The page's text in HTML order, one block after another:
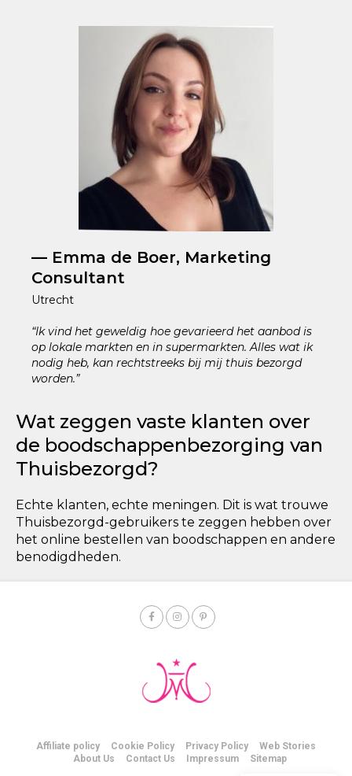
— Emma de Boer, Marketing
Consultant
Utrecht
“Ik vind het geweldig hoe gevarieerd het aanbod is
op lokale markten en in supermarkten. Alles wat ik
nodig heb, kan rechtstreeks bij mij thuis bezorgd
worden.”
Wat zeggen vaste klanten over
de boodschappenbezorging van
Thuisbezorgd?
Echte klanten, echte meningen. Dit is wat trouwe
Thuisbezorgd-gebruikers te zeggen hebben over
het online bestellen van boodschappen en andere
benodigdheden.
Affiliate policy Cookie Policy Privacy Policy
Web Stories
About Us
Contact Us Impressum Sitemap